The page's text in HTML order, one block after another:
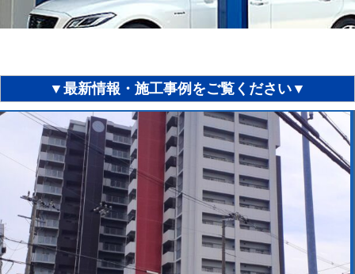
▼最新情報・施工事例をご覧ください▼